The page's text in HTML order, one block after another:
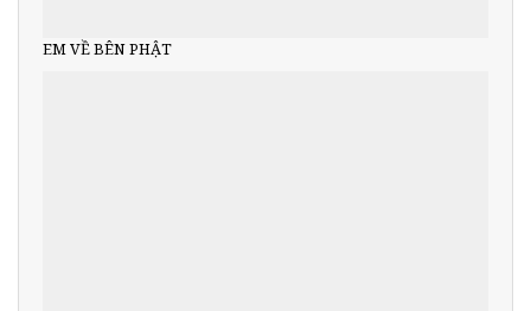
EM VỀ BÊN PHẬT